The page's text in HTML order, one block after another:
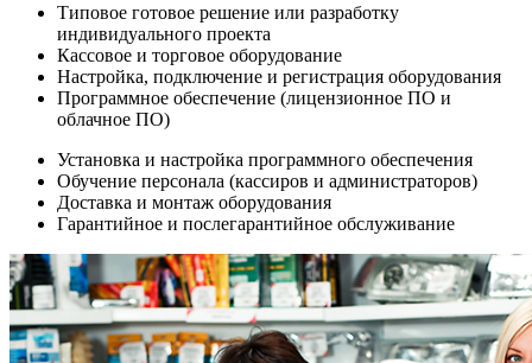
Типовое готовое решение или разработку
индивидуального проекта
Кассовое и торговое оборудование
Настройка, подключение и регистрация оборудования
Программное обеспечение (лицензионное ПО и
облачное ПО)
Установка и настройка программного обеспечения
Обучение персонала (кассиров и администраторов)
Доставка и монтаж оборудования
Гарантийное и послегарантийное обслуживание